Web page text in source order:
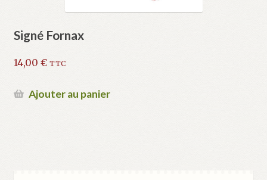
Signé Fornax
14,00 € TTC
Ajouter au panier